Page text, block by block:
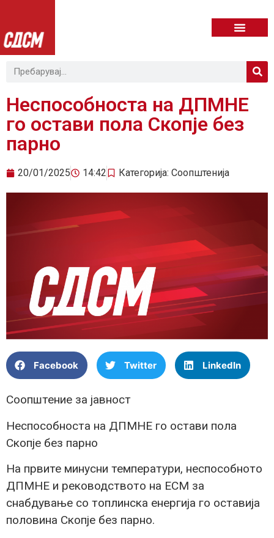
Неспособноста на ДПМНЕ
го остави пола Скопје без
парно
20/01/2025 14:42 Категорија: Соопштенија
Facebook Twitter LinkedIn
Соопштение за јавност
Неспособноста на ДПМНЕ го остави пола
Скопје без парно
На првите минусни температури, неспособното
ДПМНЕ и реководството на ЕСМ за
снабдување со топлинска енергија го оставија
половина Скопје без парно.